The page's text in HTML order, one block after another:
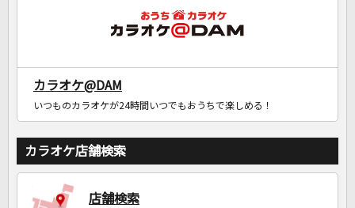
カラオケ@DAM
いつものカラオケが24時間いつでもおうちで楽しめる！
カラオケ店舗検索
店舗検索